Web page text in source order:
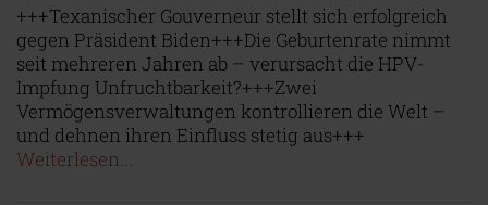
+++Texanischer Gouverneur stellt sich erfolgreich
gegen Präsident Biden+++Die Geburtenrate nimmt
seit mehreren Jahren ab – verursacht die HPV-
Impfung Unfruchtbarkeit?+++Zwei
Vermögensverwaltungen kontrollieren die Welt –
und dehnen ihren Einfluss stetig aus+++
Weiterlesen...